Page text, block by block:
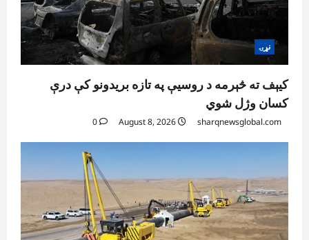
نړۍ
کیېف ته څېرمه د روسیې په تازه بریدونو کې درې
کسان وژل شوي
sharqnewsglobal.com
0